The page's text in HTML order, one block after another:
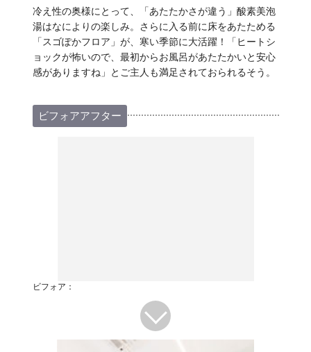
冷え性の奥様にとって、「あたたかさが違う」酸素美泡
湯はなによりの楽しみ。さらに入る前に床をあたためる
「スゴぽかフロア」が、寒い季節に大活躍！「ヒートシ
ョックが怖いので、最初からお風呂があたたかいと安心
感がありますね」とご主人も満足されておられるそう。
ビフォアアフター
ビフォア：